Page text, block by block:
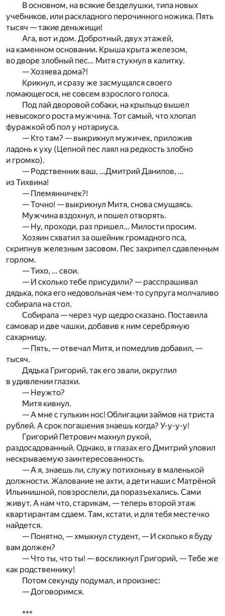
В основном, на всякие безделушки, типа новых
учебников, или раскладного перочинного ножика. Пять
тысяч — такие деньжищи!
Ага, вот и дом. Добротный, двух этажей,
на каменном основании. Крыша крыта железом,
во дворе злобный пес… Митя стукнул в калитку.
— Хозяева дома?!
Крикнул, и сразу же засмущался своего
ломающегося, не совсем взрослого голоса.
Под лай дворовой собаки, на крыльцо вышел
невысокого роста мужчина. Тот самый, что хлопал
фуражкой об пол у нотариуса.
— Кто там? — выкрикнул мужичек, приложив
ладонь к уху (Цепной пес лаял на редкость злобно
и громко).
— Родственник ваш, …Дмитрий Данилов, …
из Тихвина!
— Племянничек?!
— Точно! — выкрикнул Митя, снова смущаясь.
Мужчина вздохнул, и пошел отворять.
— Ну, проходи, раз пришел… Милости просим.
Хозяин схватил за ошейник громадного пса,
скрипнув железным засовом. Пес захрипел сдавленным
горлом.
— Тихо, … свои.
— И сколько тебе присудили? — расспрашивал
дядька, пока его недовольная чем-то супруга молчаливо
собирала на стол.
Собирала — через чур щедро сказано. Поставила
самовар и две чашки, добавив к ним серебряную
сахарницу.
— Пять, — отвечал Митя, и помедлив добавил, —
тысяч.
Дядька Григорий, так его звали, округлил
в удивлении глазки.
— Неужто?
Митя кивнул.
— А мне с гулькин нос! Облигации займов на триста
рублей. А срок погашения знаешь когда? У-у-у-у!
Григорий Петрович махнул рукой,
раздосадованный. Однако, в глазах его Дмитрий уловил
нескрываемую заинтересованность.
— А я, знаешь ли, служу потихоньку в маленькой
должности. Жалование не ахти, а дети наши с Матрёной
Ильинишной, повзрослели, да поразъехались. Сами
живут. А нам что, старикам, — теперь второй этаж
квартирантам сдаем. Там, кстати, и для тебя местечко
найдется.
— Понятно, — хмыкнул студент, — И сколько я буду
вам должен?
— Что ты, что ты! — воскликнул Григорий, — Тебе же
как родственнику!
Потом секунду подумал, и произнес:
— Договоримся.
***